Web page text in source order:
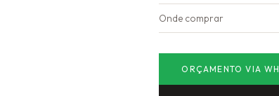
Onde comprar
ORÇAMENTO VIA